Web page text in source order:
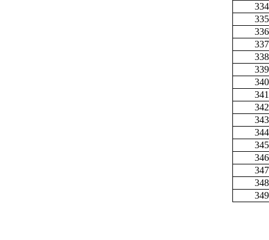
334
335
336
337
338
339
340
341
342
343
344
345
346
347
348
349